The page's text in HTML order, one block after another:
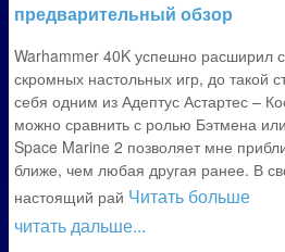
предварительный обзор
Warhammer 40K успешно расширил
скромных настольных игр, до такой
себя одним из Адептус Астартес –
можно сравнить с ролью Бэтмена
Space Marine 2 позволяет мне
ближе, чем любая другая ранее. В
настоящий рай Читать больше
читать дальше...